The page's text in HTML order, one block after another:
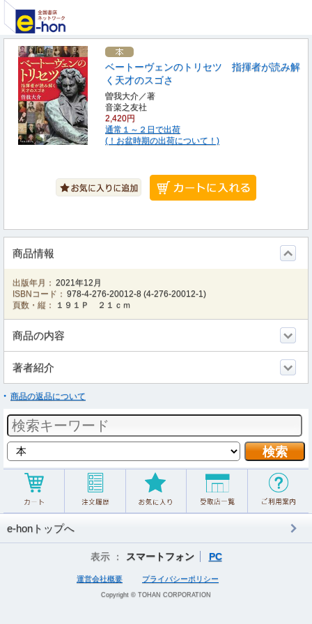
ベートーヴェンのトリセツ 指揮者が読み解
く天才のスゴさ
曽我大介／著
音楽之友社
2,420円
通常１～２日で出荷
(！お盆時期の出荷について！)
商品情報
出版年月： 2021年12月
ISBNコード： 978-4-276-20012-8 (4-276-20012-1)
頁数・縦：
１９１Ｐ ２１ｃｍ
商品の内容
著者紹介
商品の返品について
e-honトップへ
表示 ： スマートフォン PC
運営会社概要 プライバシーポリシー
Copyright © TOHAN CORPORATION